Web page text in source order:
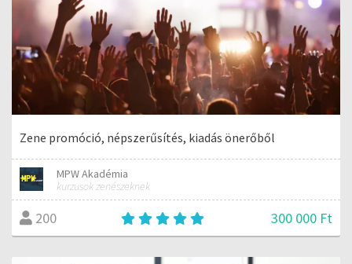
Zene promóció, népszerűsítés, kiadás önerőből
MPW Akadémia
kurzusok zenészeknek
200 300 000 Ft